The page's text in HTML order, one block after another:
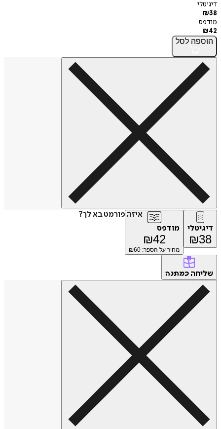
דיגיטלי
₪38
מודפס
₪42
הוספה לסל
איזה פורמט בא לך?
דיגיטלי
₪38
מודפס
₪42
מחיר על הספר: ₪ 60
שליחה כמתנה